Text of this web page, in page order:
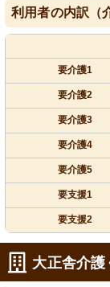
利用者の内訳（
要介護1
要介護2
要介護3
要介護4
要介護5
要支援1
要支援2
大正舎介護